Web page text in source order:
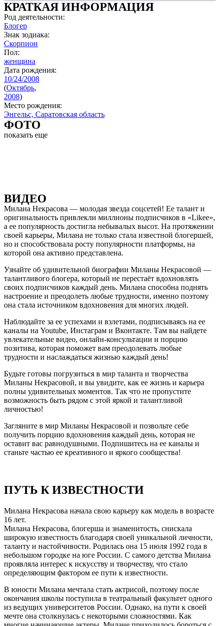
КРАТКАЯ ИНФОРМАЦИЯ
Род деятельности:
Блогер
Знак зодиака:
Скорпион
Пол:
женщина
Дата рождения:
10/24/2008
(Октябрь,
2008)
Место рождения:
Энгельс, Саратовская область
ФОТО
показать еще
ВИДЕО
Милана Некрасова — молодая звезда соцсетей! Ее талант и
оригинальность привлекли миллионы подписчиков в «Likee»,
а ее популярность достигла небывалых высот. На протяжении
своей карьеры, Милана не только стала известной блогершей,
но и способствовала росту популярности платформы, на
которой она активно представлена.
Узнайте об удивительной биографии Миланы Некрасовой —
талантливого блогера, который не перестаёт вдохновлять
своих подписчиков каждый день. Милана способна поднять
настроение и преодолеть любые трудности, именно поэтому
она стала источником вдохновения для многих людей.
Наблюдайте за ее успехами и взлетами, подписываясь на ее
каналы на Youtube, Инстаграм и Вконтакте. Там вы найдете
увлекательные видео, онлайн-консультации и порцию
позитива, которая поможет вам преодолевать любые
трудности и наслаждаться жизнью каждый день!
Будьте готовы погрузиться в мир таланта и творчества
Миланы Некрасовой, и вы увидите, как ее жизнь и карьера
полны удивительных моментов. Так что не пропустите
возможность быть рядом с этой яркой и талантливой
личностью!
Загляните в мир Миланы Некрасовой и позвольте себе
получить порцию вдохновения каждый день, которая не
оставит вас равнодушными. Подпишитесь на ее каналы и
станьте частью ее креативного и яркого сообщества!
ПУТЬ К ИЗВЕСТНОСТИ
Милана Некрасова начала свою карьеру как модель в возрасте
16 лет.
Милана Некрасова, блогерша и знаменитость, снискала
широкую известность благодаря своей уникальной личности,
таланту и настойчивости. Родилась она 15 июля 1992 года в
небольшом городке на юге России. С самого детства Милана
проявляла интерес к искусству и творчеству, что стало
определяющим фактором ее пути к известности.
В юности Милана мечтала стать актрисой, поэтому после
окончания школы поступила в театральный факультет одного
из ведущих университетов России. Однако, на пути к своей
мечте она столкнулась с некоторыми сложностями. Как